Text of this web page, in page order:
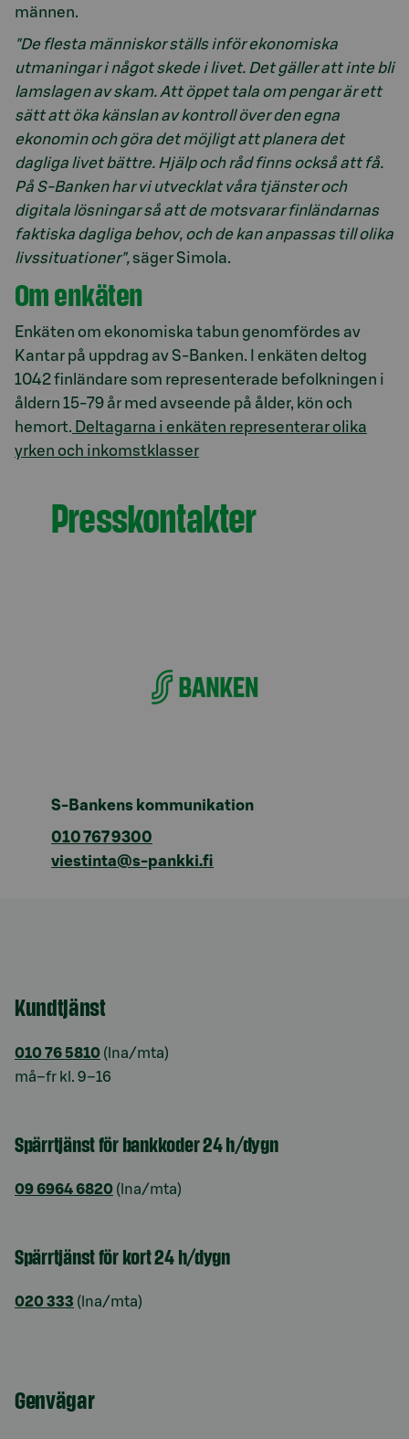
männen.
"De flesta människor ställs inför ekonomiska
utmaningar i något skede i livet. Det gäller att inte bli
lamslagen av skam. Att öppet tala om pengar är ett
sätt att öka känslan av kontroll över den egna
ekonomin och göra det möjligt att planera det
dagliga livet bättre. Hjälp och råd finns också att få.
På S-Banken har vi utvecklat våra tjänster och
digitala lösningar så att de motsvarar finländarnas
faktiska dagliga behov, och de kan anpassas till olika
livssituationer",säger Simola.
Om enkäten
Enkäten om ekonomiska tabun genomfördes av
Kantar på uppdrag av S-Banken. I enkäten deltog
1042 finländare som representerade befolkningen i
åldern 15-79 år med avseende på ålder, kön och
hemort. Deltagarna i enkäten representerar olika
yrken och inkomstklasser
Presskontakter
S-Bankens kommunikation
010 767 9300
viestinta@s-pankki.fi
Kundtjänst
010 76 5810 (lna/mta)
må–fr kl. 9–16
Spärrtjänst för bankkoder 24 h/dygn
09 6964 6820 (lna/mta)
Spärrtjänst för kort 24 h/dygn
020 333 (lna/mta)
Genvägar